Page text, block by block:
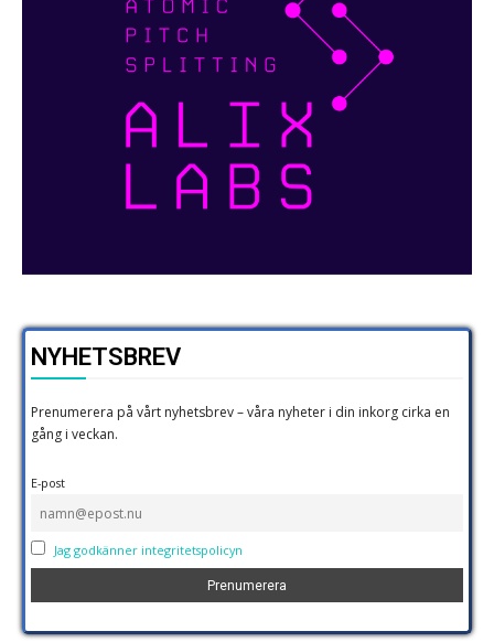
NYHETSBREV
Prenumerera på vårt nyhetsbrev – våra nyheter i din inkorg cirka en
gång i veckan.
E-post
Jag godkänner integritetspolicyn